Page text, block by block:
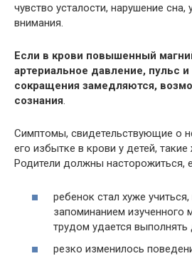
чувство усталости, нарушение сна,
внимания.
Если в крови повышенный
артериальное давление, пульс
сокращения замедляются,
сознания.
Симптомы, свидетельствующие о
его избытке в крови у детей,
Родители должны насторожиться,
ребенок стал хуже
запоминанием изученного
трудом удается
резко изменилось